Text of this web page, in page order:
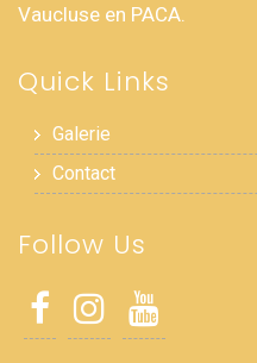
Vaucluse en PACA.
Quick Links
Galerie
Contact
Follow Us